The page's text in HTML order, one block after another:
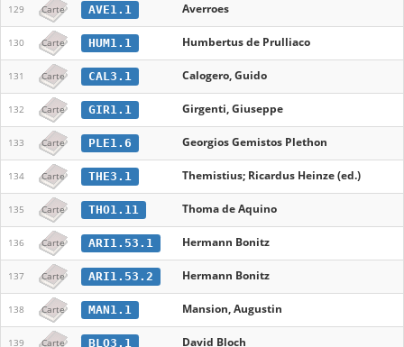
129 Carte AVE1.1 Averroes
130 Carte HUM1.1 Humbertus de Prulliaco
131 Carte CAL3.1 Calogero, Guido
132 Carte GIR1.1 Girgenti, Giuseppe
133 Carte PLE1.6 Georgios Gemistos Plethon
134 Carte THE3.1 Themistius; Ricardus Heinze (ed.)
135 Carte THO1.11 Thoma de Aquino
136 Carte ARI1.53.1 Hermann Bonitz
137 Carte ARI1.53.2 Hermann Bonitz
138 Carte MAN1.1 Mansion, Augustin
139 Carte BLO3.1 David Bloch